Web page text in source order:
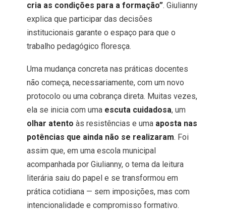
cria as condições para a formação”. Giulianny
explica que participar das decisões
institucionais garante o espaço para que o
trabalho pedagógico floresça.
Uma mudança concreta nas práticas docentes
não começa, necessariamente, com um novo
protocolo ou uma cobrança direta. Muitas vezes,
ela se inicia com uma escuta cuidadosa, um
olhar atento às resistências e uma aposta nas
potências que ainda não se realizaram. Foi
assim que, em uma escola municipal
acompanhada por Giulianny, o tema da leitura
literária saiu do papel e se transformou em
prática cotidiana — sem imposições, mas com
intencionalidade e compromisso formativo.